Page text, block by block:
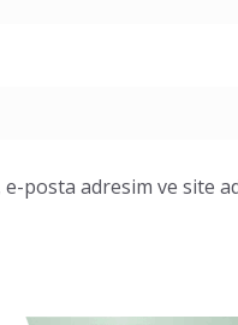
posta adresim ve site